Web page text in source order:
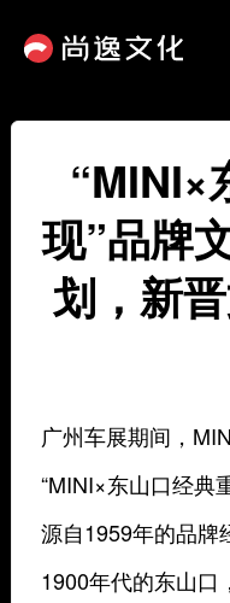
“MINI×
现”品牌
划，新
广州车展期间，
“MINI×东山口经典
源自1959年的品牌
1900年代的东山口